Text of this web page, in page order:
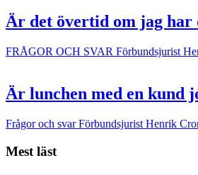
Är det övertid om jag har
FRÅGOR OCH SVAR Förbundsjurist
Är lunchen med en kund
Frågor och svarFörbundsjurist Henrik
Mest läst